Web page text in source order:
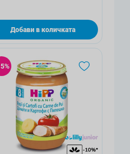
Добави в количката